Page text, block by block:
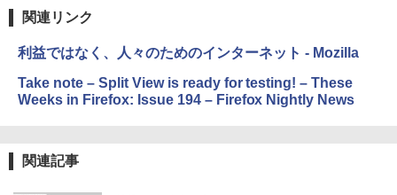
関連リンク
利益ではなく、人々のためのインターネット - Mozilla
Take note – Split View is ready for testing! – These
Weeks in Firefox: Issue 194 – Firefox Nightly News
関連記事